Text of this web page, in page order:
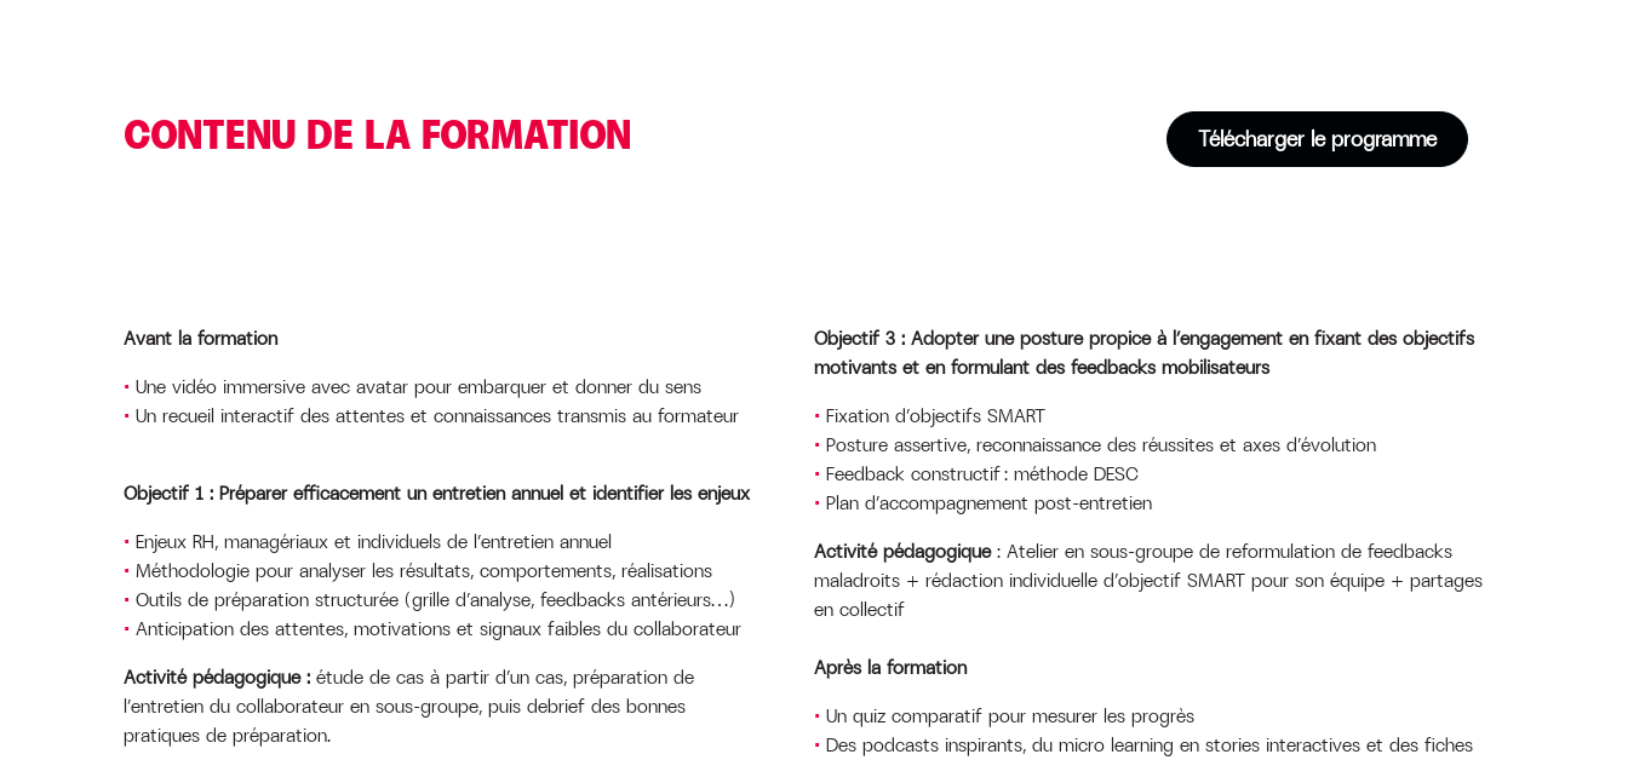
CONTENU DE LA FORMATION Télécharger le programme
Avant la formation
Une vidéo immersive avec avatar pour embarquer et donner du sens
Un recueil interactif des attentes et connaissances transmis au formateur
Objectif 1 : Préparer efficacement un entretien annuel et identifier les enjeux
Enjeux RH, managériaux et individuels de l’entretien annuel
Méthodologie pour analyser les résultats, comportements, réalisations
Outils de préparation structurée (grille d’analyse, feedbacks antérieurs…)
Anticipation des attentes, motivations et signaux faibles du collaborateur
Activité pédagogique : étude de cas à partir d’un cas, préparation de
l’entretien du collaborateur en sous-groupe, puis debrief des bonnes
pratiques de préparation.
Objectif 3 : Adopter une posture propice à l’engagement en fixant des objectifs
motivants et en formulant des feedbacks mobilisateurs
Fixation d’objectifs SMART
Posture assertive, reconnaissance des réussites et axes d’évolution
Feedback constructif : méthode DESC
Plan d’accompagnement post-entretien
Activité pédagogique: Atelier en sous-groupe de reformulation de feedbacks
maladroits + rédaction individuelle d’objectif SMART pour son équipe + partages
en collectif
Après la formation
Un quiz comparatif pour mesurer les progrès
Des podcasts inspirants, du micro learning en stories interactives et des fiches